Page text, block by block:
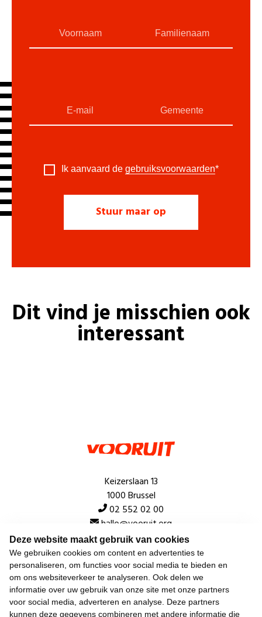
Deze website maakt gebruik van cookies
We gebruiken cookies om content en advertenties te
personaliseren, om functies voor social media te bieden en
om ons websiteverkeer te analyseren. Ook delen we
informatie over uw gebruik van onze site met onze partners
voor social media, adverteren en analyse. Deze partners
kunnen deze gegevens combineren met andere informatie die
Ik aanvaard de gebruiksvoorwaarden*
Dit vind je misschien ook
interessant
Keizerslaan 13
1000 Brussel
02 552 02 00
hallo@vooruit.org
Snel
Over de beweging
Algemeen